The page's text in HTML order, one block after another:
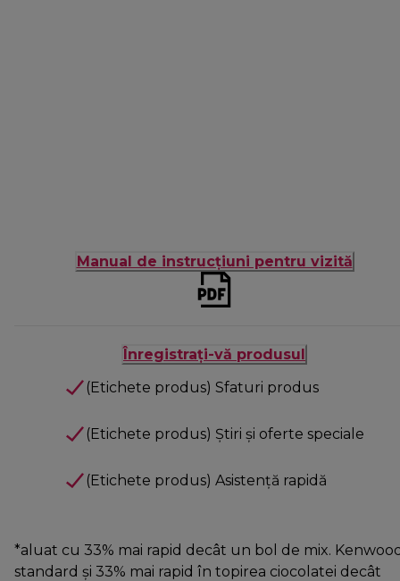
Manual de instrucțiuni pentru vizită
Înregistrați-vă produsul
(Etichete produs) Sfaturi produs
(Etichete produs) Știri și oferte speciale
(Etichete produs) Asistență rapidă
*aluat cu 33% mai rapid decât un bol de mix.
standard și 33% mai rapid în topirea ciocolatei decât